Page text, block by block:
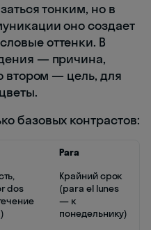
тонким, но в
оно создает
оттенки. В
— причина,
втором — цель, для
базовых контрастов:
Para
dos
Крайний срок
(para el lunes
— к
понедельнику)